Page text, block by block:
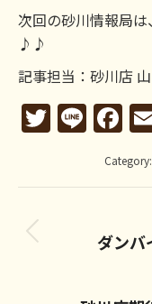
次回の砂川情報局
♪♪
記事担当：砂川店
Twitter
Line
Category:
navigationダンバ